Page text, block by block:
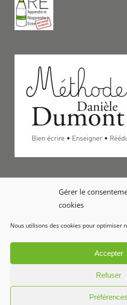
Gérer le
cookies
Nous utilisons des cookies pour optimiser
Accepter
Refuser
Préférences
Formulaire de Contact